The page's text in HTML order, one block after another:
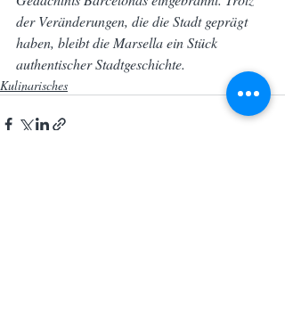
der Veränderungen, die die Stadt geprägt
haben, bleibt die Marsella ein Stück
authentischer Stadtgeschichte.
Kulinarisches